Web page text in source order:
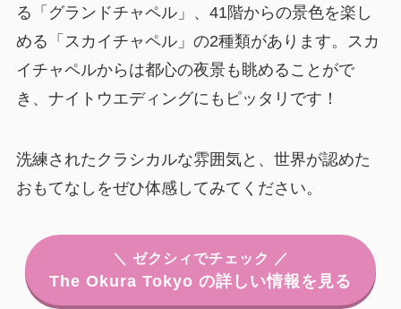
る「グランドチャペル」、41階からの景色を楽し
める「スカイチャペル」の2種類があります。スカ
イチャペルからは都心の夜景も眺めることがで
き、ナイトウエディングにもピッタリです！
洗練されたクラシカルな雰囲気と、世界が認めた
おもてなしをぜひ体感してみてください。
＼ ゼクシィでチェック ／
The Okura Tokyo の詳しい情報を見る